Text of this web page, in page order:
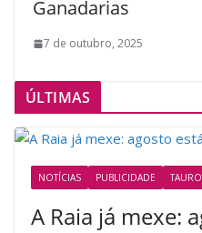
Ganadarias
7 de outubro, 2025
ÚLTIMAS
NOTÍCIAS PUBLICIDADE
A Raia já mexe: